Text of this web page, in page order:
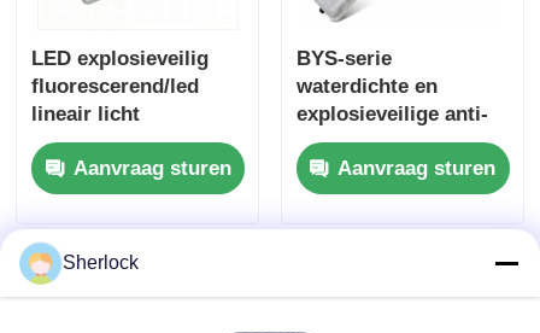
LED explosieveilig
fluorescerend/led
lineair licht
Aanvraag sturen
BYS-serie
waterdichte en
explosieveilige anti-
corrosie
fluorescerende / LED-
lamp
Aanvraag sturen
Sherlock